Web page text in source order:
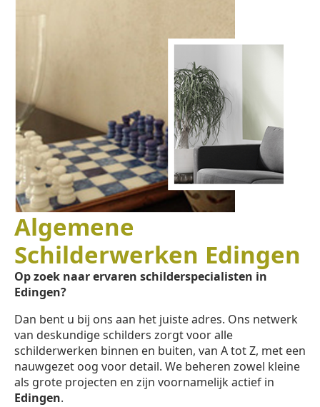
Algemene
Schilderwerken Edingen
Op zoek naar ervaren schilderspecialisten in
Edingen?
Dan bent u bij ons aan het juiste adres. Ons netwerk
van deskundige schilders zorgt voor alle
schilderwerken binnen en buiten, van A tot Z, met een
nauwgezet oog voor detail. We beheren zowel kleine
als grote projecten en zijn voornamelijk actief in
Edingen.